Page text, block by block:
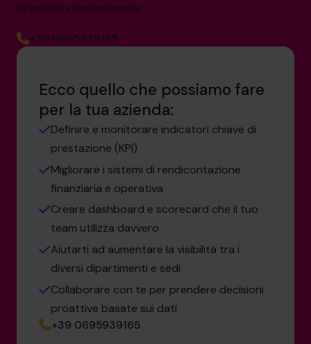
l’istinto in azioni informate.
+39 0695939165
Ecco quello che possiamo fare
per la tua azienda:
Definire e monitorare indicatori chiave di
prestazione (KPI)
Migliorare i sistemi di rendicontazione
finanziaria e operativa
Creare dashboard e scorecard che il tuo
team utilizza davvero
Aiutarti ad aumentare la visibilità tra i
diversi dipartimenti e sedi
Collaborare con te per prendere decisioni
proattive basate sui dati
+39 0695939165